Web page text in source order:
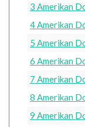
3 Amerikan
4 Amerikan
5 Amerikan
6 Amerikan
7 Amerikan
8 Amerikan
9 Amerikan